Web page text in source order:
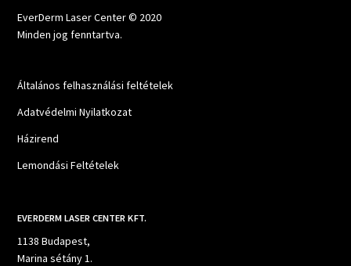
EverDerm Laser Center © 2020
Minden jog fenntartva.
Általános felhasználási feltételek
Adatvédelmi Nyilatkozat
Házirend
Lemondási Feltételek
EVERDERM LASER CENTER KFT.
1138 Budapest,
Marina sétány 1.